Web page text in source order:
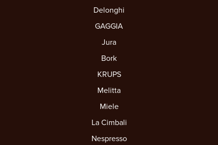
Delonghi
GAGGIA
Jura
Bork
KRUPS
Melitta
Miele
La Cimbali
Nespresso